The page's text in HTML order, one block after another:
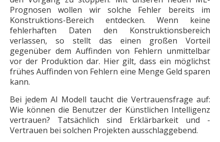
Prognosen wollen wir solche Fehler bereits im
Konstruktions-Bereich entdecken. Wenn keine
fehlerhaften Daten den Konstruktionsbereich
verlassen, so stellt das einen großen Vorteil
gegenüber dem Auffinden von Fehlern unmittelbar
vor der Produktion dar. Hier gilt, dass ein möglichst
frühes Auffinden von Fehlern eine Menge Geld sparen
kann.
Bei jedem AI Modell taucht die Vertrauensfrage auf:
Wie können die Benutzer der Künstlichen Intelligenz
vertrauen? Tatsächlich sind Erklärbarkeit und ­
Vertrauen bei solchen Projekten ausschlaggebend.